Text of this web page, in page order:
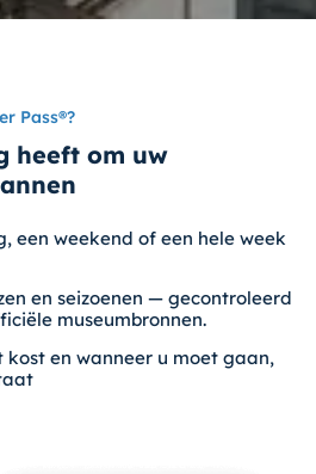
Pass®?
heeft om uw
een weekend of een hele week
en seizoenen — gecontroleerd
museumbronnen.
en wanneer u moet gaan,